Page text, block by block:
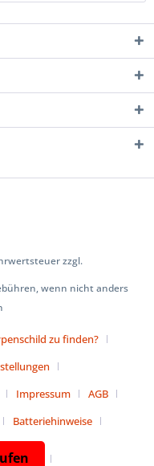
zzgl.
wenn nicht anders
zu finden?
Impressum
AGB
Batteriehinweise